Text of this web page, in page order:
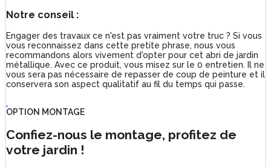
Notre conseil :
Engager des travaux ce n'est pas vraiment votre truc ? Si vous
vous reconnaissez dans cette pretite phrase, nous vous
recommandons alors vivement d'opter pour cet abri de jardin
métallique. Avec ce produit, vous misez sur le 0 entretien. Il ne
vous sera pas nécessaire de repasser de coup de peinture et il
conservera son aspect qualitatif au fil du temps qui passe.
OPTION MONTAGE
Confiez-nous le montage, profitez de
votre jardin !